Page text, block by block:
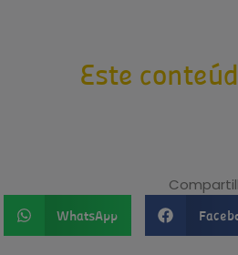
Este
WhatsApp